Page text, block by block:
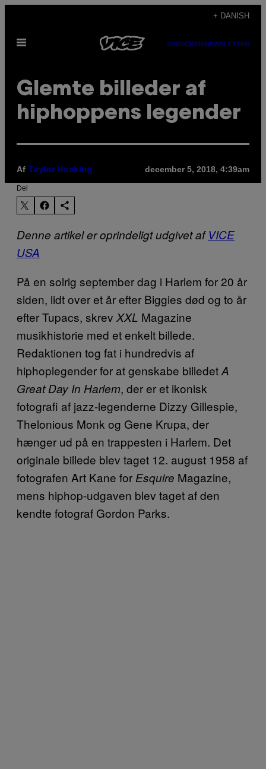
indhold
+ DANISH
Åbn
SUBSCRIBENEWSLETTER
Glemte billeder af
hiphoppens legender
Af Taylor Hosking december 5, 2018, 4:39am
Del
Denne artikel er oprindeligt udgivet afVICE
USA
På en solrig september dag i Harlem for 20 år
siden, lidt over et år efter Biggies død og to år
efter Tupacs, skrev XXL Magazine
musikhistorie med et enkelt billede.
Redaktionen tog fat i hundredvis af
hiphoplegender for at genskabe billedetA
Great Day In Harlem, der er et ikonisk
fotografi af jazz-legenderne Dizzy Gillespie,
Thelonious Monk og Gene Krupa, der
hænger ud på en trappesten i Harlem. Det
originale billede blev taget 12. august 1958 af
fotografen Art Kane for Esquire Magazine,
mens hiphop-udgaven blev taget af den
kendte fotograf Gordon Parks.